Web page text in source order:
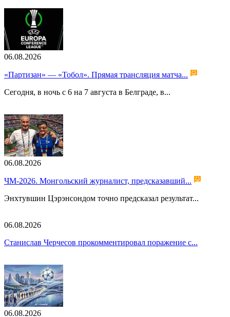
06.08.2026
«Партизан» — «Тобол». Прямая трансляция матча...
Сегодня, в ночь с 6 на 7 августа в Белграде, в...
06.08.2026
ЧМ-2026. Монгольский журналист, предсказавший...
Энхтувшин Цэрэнсондом точно предсказал результат...
06.08.2026
Станислав Черчесов прокомментировал поражение с...
06.08.2026